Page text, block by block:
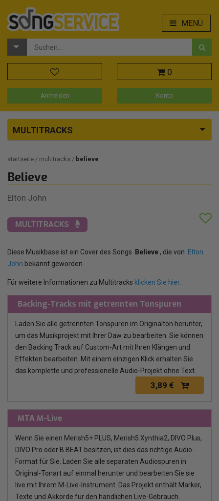
MENÜ
0
Anmelden Konto
MULTITRACKS
startseite multitracks believe
Believe
Elton John
MULTITRACKS
Diese Musikbase ist ein Cover des Songs Believe , die von Elton
John bekannt geworden.
Für weitere Informationen zu Multitracks klicken Sie hier.
Backing-Tracks mit getrennten Tonspuren
Laden Sie alle getrennten Tonspuren im Originalton herunter,
um das Musikprojekt mit Ihrer Daw zu bearbeiten. Sie können
den Backing Track auf Custom-Art mit Ihren Klängen und
Effekten bearbeiten. Mit einem einzigen Klick erhalten Sie
das komplette und professionelle Audio-Projekt ohne Text.
3,89 €
MTA M-Live
Wenn Sie einen Merish5+ PLUS, Merish5 Xynthia2, DIVO Plus,
DIVO Pro oder B.BEAT besitzen, ist dies das richtige Audio-
Format für Sie. Laden Sie alle separaten Audiospuren in
Original-Tonart auf einmal herunter und bearbeiten Sie sie
live mit Ihrem M-Live-Instrument. Das Projekt enthält Marker,
Texte und Akkorde für den handlichen Live-Gebrauch.